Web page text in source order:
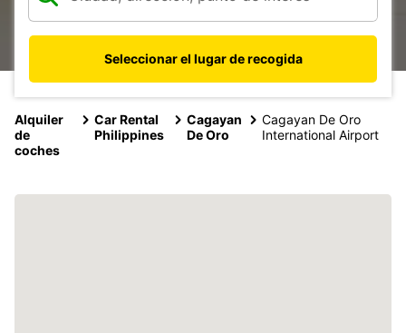
Seleccionar el lugar de recogida
Alquiler
de
coches
Car Rental
Philippines
Cagayan
De Oro
Cagayan De Oro
International Airport